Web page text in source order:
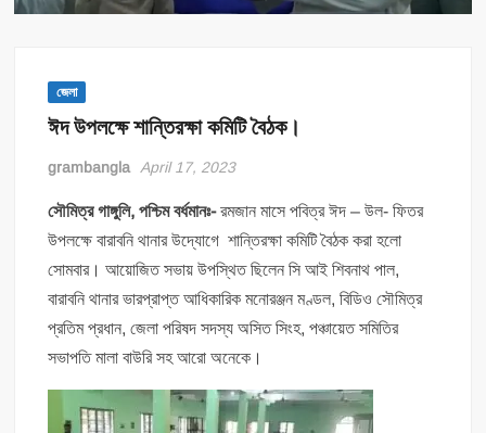
জেলা
ঈদ উপলক্ষে শান্তিরক্ষা কমিটি বৈঠক।
grambangla April 17, 2023
সৌমিত্র গাঙ্গুলি, পশ্চিম বর্ধমানঃ-রমজান মাসে পবিত্র ঈদ – উল- ফিতর
উপলক্ষে বারাবনি থানার উদ্যোগে শান্তিরক্ষা কমিটি বৈঠক করা হলো
সোমবার। আয়োজিত সভায় উপস্থিত ছিলেন সি আই শিবনাথ পাল,
বারাবনি থানার ভারপ্রাপ্ত আধিকারিক মনোরঞ্জন মণ্ডল, বিডিও সৌমিত্র
প্রতিম প্রধান, জেলা পরিষদ সদস্য অসিত সিংহ, পঞ্চায়েত সমিতির
সভাপতি মালা বাউরি সহ আরো অনেকে।